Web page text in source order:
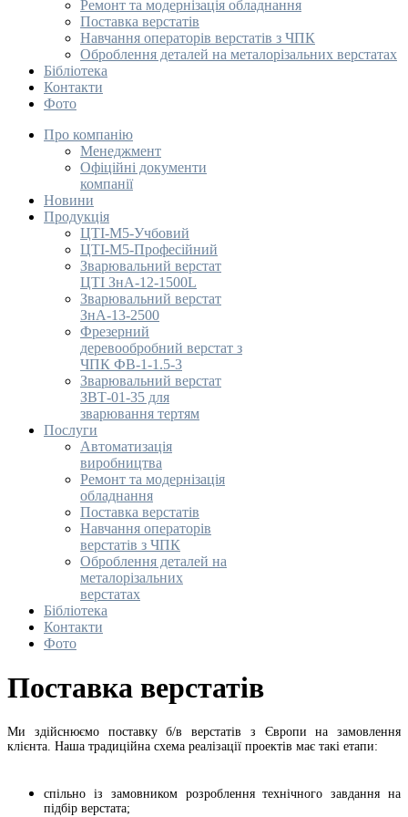
Ремонт та модернізація обладнання
Поставка верстатів
Навчання операторів верстатів з ЧПК
Оброблення деталей на металорізальних верстатах
Бібліотека
Контакти
Фото
Про компанію
Менеджмент
Офіційні документи
компанії
Новини
Продукція
ЦТІ-М5-Учбовий
ЦТІ-М5-Професійний
Зварювальний верстат
ЦТІ ЗнА-12-1500L
Зварювальний верстат
ЗнА-13-2500
Фрезерний
деревообробний верстат з
ЧПК ФВ-1-1.5-3
Зварювальний верстат
ЗВТ-01-35 для
зварювання тертям
Послуги
Автоматизація
виробництва
Ремонт та модернізація
обладнання
Поставка верстатів
Навчання операторів
верстатів з ЧПК
Оброблення деталей на
металорізальних
верстатах
Бібліотека
Контакти
Фото
Поставка верстатів
Ми здійснюємо поставку б/в верстатів з Європи на замовлення
клієнта. Наша традиційна схема реалізації проектів має такі етапи:
спільно із замовником розроблення технічного завдання на
підбір верстата;